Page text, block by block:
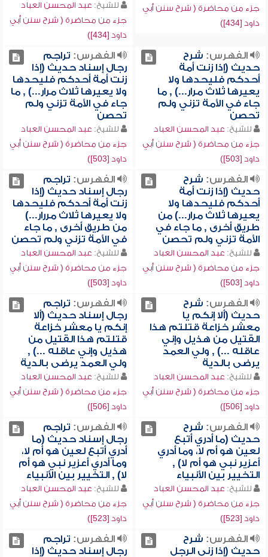
جزء من محاضرة ( شرح سنن أبي
داود [434])
للشيخ: عبد المحسن العباد
جزء من محاضرة ( شرح سنن أبي
داود [434])
الفهرس: شرح
حديث (إذا زنت أمة
أحدكم فليحدها ولا
يعيرها ثلاث مرار...) , ما
جاء في الأمة تزني ولم
تحصن
للشيخ: عبد المحسن العباد
جزء من محاضرة ( شرح سنن أبي
داود [503])
الفهرس: تراجم
رجال إسناد حديث (إذا
زنت أمة أحدكم فليحدها
ولا يعيرها ثلاث مرار...) , ما
جاء في الأمة تزني ولم
تحصن
للشيخ: عبد المحسن العباد
جزء من محاضرة ( شرح سنن أبي
داود [503])
الفهرس: شرح
حديث (إذا زنت أمة
أحدكم فليحدها ولا
يعيرها ثلاث مرار...) من
طريق أخرى , ما جاء في
الأمة تزني ولم تحصن
للشيخ: عبد المحسن العباد
جزء من محاضرة ( شرح سنن أبي
داود [503])
الفهرس: تراجم
رجال إسناد حديث (إذا
زنت أمة أحدكم فليحدها
ولا يعيرها ثلاث مررار...)
من طريق أخرى , ما جاء
في الأمة تزني ولم تحصن
للشيخ: عبد المحسن العباد
جزء من محاضرة ( شرح سنن أبي
داود [503])
الفهرس: شرح
حديث (ألا إنكم يا
معشر خزاعة قتلتم هذا
القتيل من هذيل وإني
عاقله ...) , ولي العمد
يرضى بالدية
للشيخ: عبد المحسن العباد
جزء من محاضرة ( شرح سنن أبي
داود [506])
الفهرس: تراجم
رجال إسناد حديث (ألا
إنكم يا معشر خزاعة
قتلتم هذا القتيل من
هذيل وإني عاقله ...) ,
ولي العمد يرضى بالدية
للشيخ: عبد المحسن العباد
جزء من محاضرة ( شرح سنن أبي
داود [506])
الفهرس: شرح
حديث (ما أدري أتبع
لعين هو أم لا، وما أدري
أعزير نبي هو أم لا) ,
التخيير بين الأنبياء
للشيخ: عبد المحسن العباد
جزء من محاضرة ( شرح سنن أبي
داود [523])
الفهرس: تراجم
رجال إسناد حديث (ما
أدري أتبع لعين هو أم لا،
وما أدري أعزير نبي هو أم
لا) , التخيير بين الأنبياء
للشيخ: عبد المحسن العباد
جزء من محاضرة ( شرح سنن أبي
داود [523])
الفهرس: شرح
حديث (إذا زنى الرجل
الفهرس: تراجم
رجال إسناد حديث (إذا